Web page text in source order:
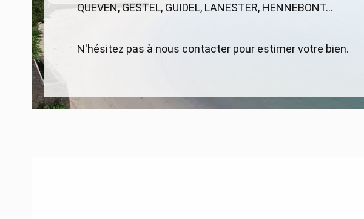
QUEVEN, GESTEL, GUIDEL, LANESTER, HENNEBONT...
N'hésitez pas à nous contacter pour estimer votre bien.